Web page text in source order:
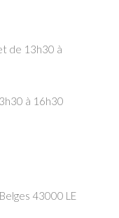
de 13h30 à
à 16h30
43000 LE